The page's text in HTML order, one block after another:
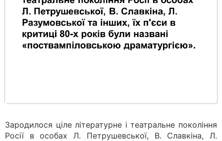
Зародилося ціле літературне і театральне покоління
Росії в особах Л. Петрушевської, В. Славкіна, Л.